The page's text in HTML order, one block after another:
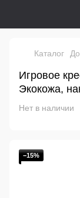
Каталог
Игровое
Экокожа,
Нет в наличии
−15%